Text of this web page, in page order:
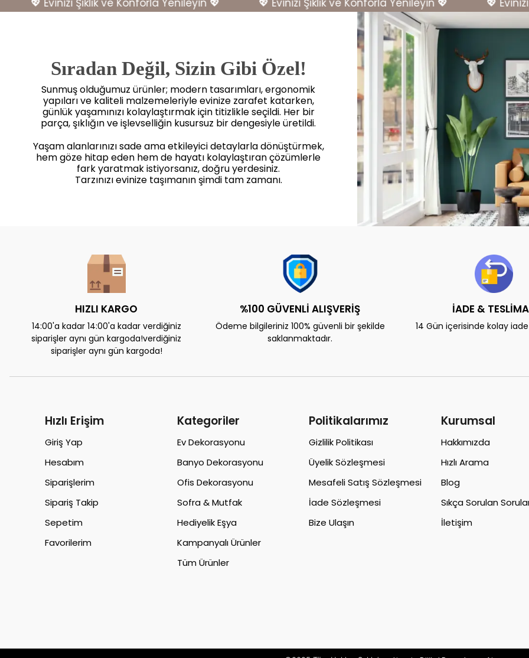
Sıradan Değil, Sizin Gibi Özel!
Sunmuş olduğumuz ürünler; modern tasarımları, ergonomik
yapıları ve kaliteli malzemeleriyle evinize zarafet katarken,
günlük yaşamınızı kolaylaştırmak için titizlikle seçildi. Her bir
parça, şıklığın ve işlevselliğin kusursuz bir dengesiyle üretildi.
Yaşam alanlarınızı sade ama etkileyici detaylarla dönüştürmek,
hem göze hitap eden hem de hayatı kolaylaştıran çözümlerle
fark yaratmak istiyorsanız, doğru yerdesiniz.
Tarzınızı evinize taşımanın şimdi tam zamanı.
HIZLI KARGO
14:00'a kadar 14:00'a kadar verdiğiniz
siparişler aynı gün kargoda!verdiğiniz
siparişler aynı gün kargoda!
%100 GÜVENLİ ALIŞVERİŞ
Ödeme bilgileriniz 100% güvenli bir şekilde
saklanmaktadır.
İADE &
14 Gün içerisinde kolay
Hızlı Erişim
Giriş Yap
Hesabım
Siparişlerim
Sipariş Takip
Sepetim
Favorilerim
Kategoriler
Ev Dekorasyonu
Banyo Dekorasyonu
Ofis Dekorasyonu
Sofra & Mutfak
Hediyelik Eşya
Kampanyalı Ürünler
Tüm Ürünler
Politikalarımız
Gizlilik Politikası
Üyelik Sözleşmesi
Mesafeli Satış Sözleşmesi
İade Sözleşmesi
Bize Ulaşın
Kurumsal
Hakkımızda
Hızlı Arama
Blog
Sıkça Sorulan
İletişim